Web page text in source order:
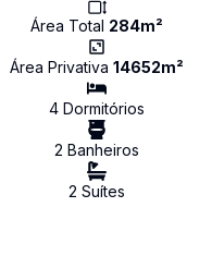
Área Total 284m²
Área Privativa 14652m²
4 Dormitórios
2 Banheiros
2 Suítes